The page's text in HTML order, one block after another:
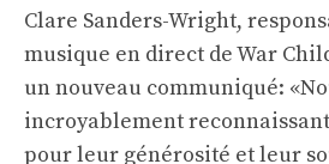
Clare Sanders-Wright,
musique en direct de War
un nouveau communiqué:
incroyablement
pour leur générosité et leur